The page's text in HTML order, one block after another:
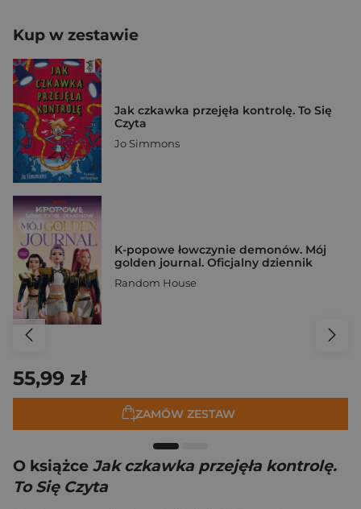
Kup w zestawie
Jak czkawka przejęła kontrolę. To Się
Czyta
Jo Simmons
K-popowe łowczynie demonów. Mój
golden journal. Oficjalny dziennik
Random House
55,99 zł
ZAMÓW ZESTAW
O książce Jak czkawka przejęła kontrolę.
To Się Czyta